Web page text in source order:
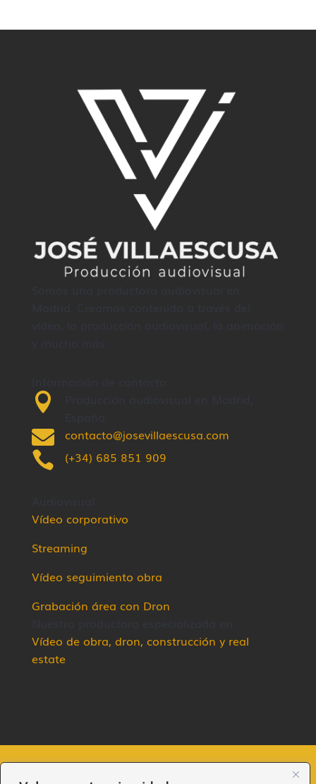

 contacto@josevillaescusa.com
 (+34) 685 851 909
Vídeo corporativo
Streaming
Vídeo seguimiento obra
Grabación área con Dron
Vídeo de obra, dron, construcción y real
estate